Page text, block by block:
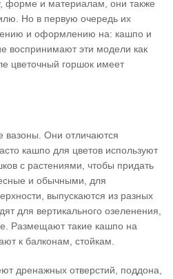
форме и материалам, они также
Но в первую очередь их
и оформлению на: кашпо и
воспринимают эти модели как
цветочный горшок имеет
вазоны. Они отличаются
кашпо для цветов используют
с растениями, чтобы придать
и обычными, для
выпускаются из разных
для вертикального озеленения,
Размещают такие кашпо на
к балконам, стойкам.
дренажных отверстий, поддона,